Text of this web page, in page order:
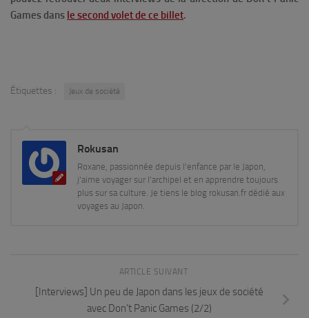
Games dans le second volet de ce billet.
Étiquettes : Jeux de société
Rokusan
Roxane, passionnée depuis l'enfance par le Japon,
j'aime voyager sur l'archipel et en apprendre toujours
plus sur sa culture. Je tiens le blog rokusan.fr dédié aux
voyages au Japon.
ARTICLE SUIVANT
[Interviews] Un peu de Japon dans les jeux de société
avec Don’t Panic Games (2/2)